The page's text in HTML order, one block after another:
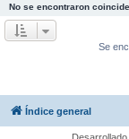
No se encontraron
Se
Índice general